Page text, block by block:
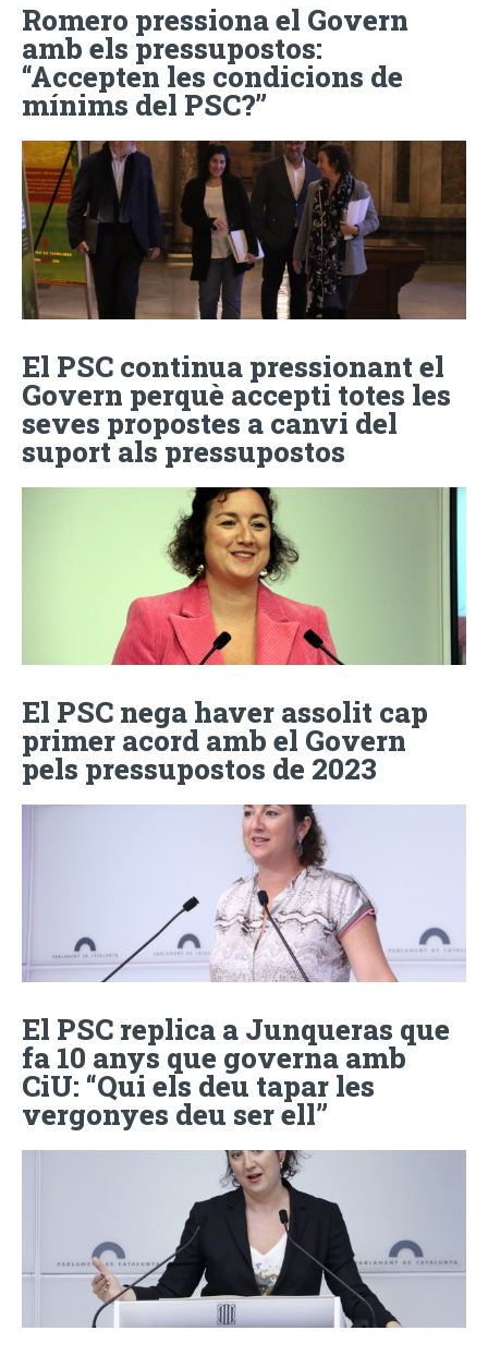
Romero pressiona el Govern
amb els pressupostos:
“Accepten les condicions de
mínims del PSC?”
El PSC continua pressionant el
Govern perquè accepti totes les
seves propostes a canvi del
suport als pressupostos
El PSC nega haver assolit cap
primer acord amb el Govern
pels pressupostos de 2023
El PSC replica a Junqueras que
fa 10 anys que governa amb
CiU: “Qui els deu tapar les
vergonyes deu ser ell”